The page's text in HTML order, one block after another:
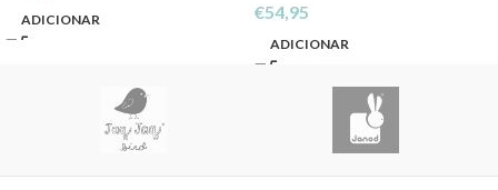
ADICIONAR €54,95
ADICIONAR